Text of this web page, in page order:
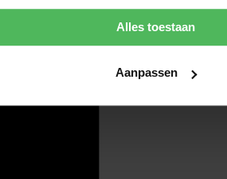
Alles toestaan
Aanpassen